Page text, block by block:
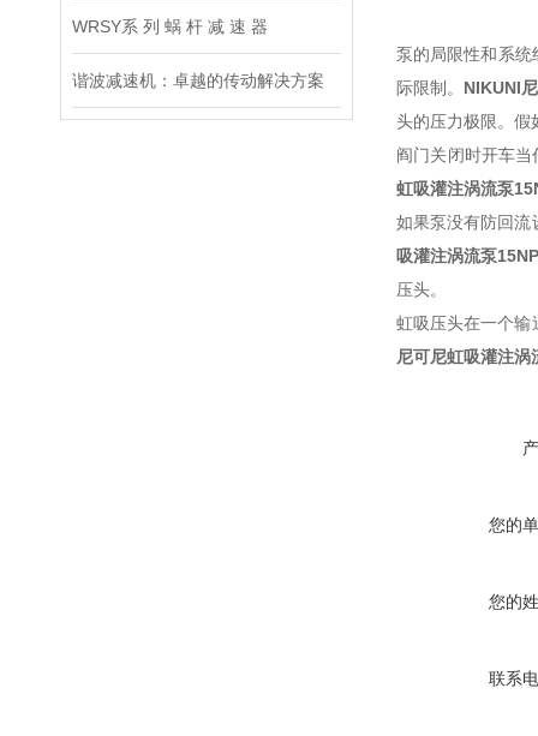
WRSY系 列 蜗 杆 减 速 器
谐波减速机：卓越的传动解决方案
泵的局限性和系统
际限制。 NIKUNI
头的压力极限。假
阎门关闭时开车
虹吸灌注涡流泵
如果泵没有防回流
吸灌注涡流泵
压头。
虹吸压头在一个输
尼可尼虹吸灌注涡
您的
您的
联系